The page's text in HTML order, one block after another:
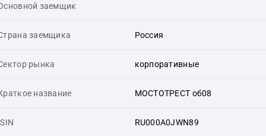
заемщик
заемщика Россия
рынка корпоративные
название МОСТОТРЕСТ об08
RU000A0JWN89